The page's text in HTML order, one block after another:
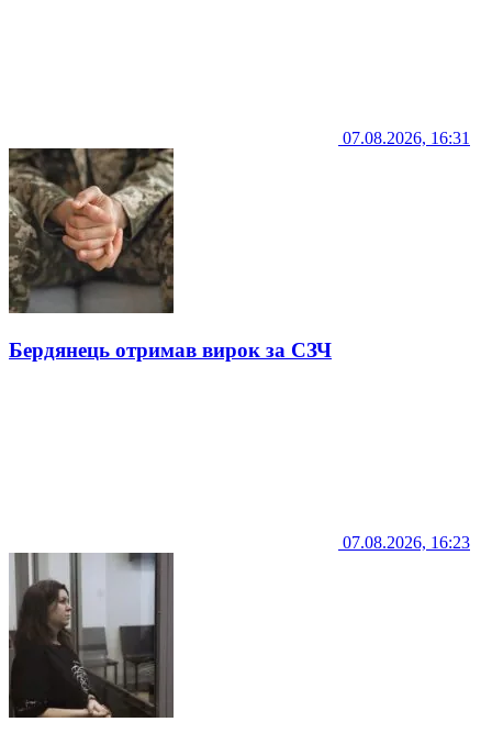
07.08.2026, 16:31
Бердянець отримав вирок за СЗЧ
07.08.2026, 16:23